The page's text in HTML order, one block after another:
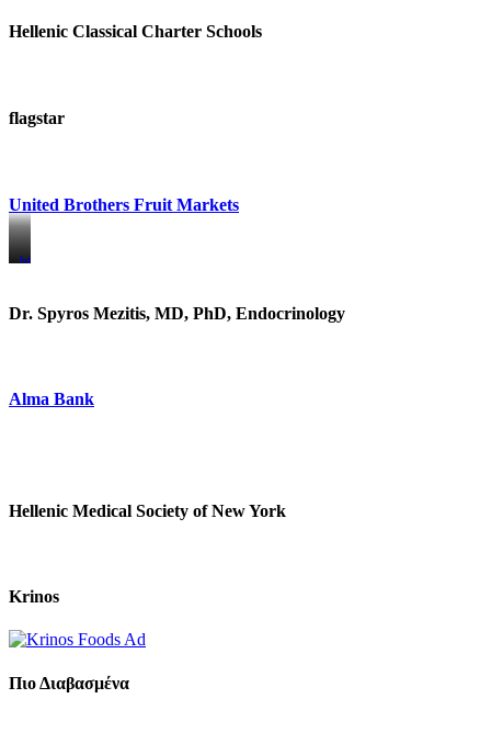
Hellenic Classical Charter Schools
flagstar
United Brothers Fruit Markets
https://www.unitedbrothersfruitmarkets.com/
https://www.unitedbrothersfruitmarkets.com/
Dr. Spyros Mezitis, MD, PhD, Endocrinology
Alma Bank
Hellenic Medical Society of New York
Krinos
Πιο Διαβασμένα